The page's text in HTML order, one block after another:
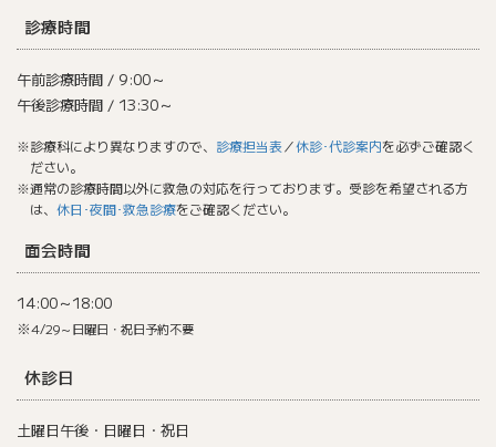
診療時間
午前診療時間 / 9:00～
午後診療時間 / 13:30～
※診療科により異なりますので、 診療担当表／休診･代診案内を必ずご確認く
ださい。
※通常の診療時間以外に救急の対応を行っております。受診を希望される方
は、 休日･夜間･救急診療をご確認ください。
面会時間
14:00～18:00
※4/29～日曜日・祝日予約不要
休診日
土曜日午後・日曜日・祝日